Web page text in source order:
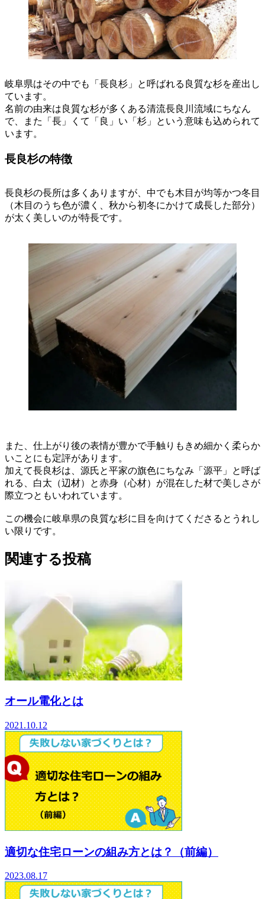
岐阜県はその中でも「長良杉」と呼ばれる良質な杉を産出し
ています。
名前の由来は良質な杉が多くある清流長良川流域にちなん
で、また「長」くて「良」い「杉」という意味も込められて
います。
長良杉の特徴
長良杉の長所は多くありますが、中でも木目が均等かつ冬目
（木目のうち色が濃く、秋から初冬にかけて成長した部分）
が太く美しいのが特長です。
また、仕上がり後の表情が豊かで手触りもきめ細かく柔らか
いことにも定評があります。
加えて長良杉は、源氏と平家の旗色にちなみ「源平」と呼ば
れる、白太（辺材）と赤身（心材）が混在した材で美しさが
際立つともいわれています。
この機会に岐阜県の良質な杉に目を向けてくださるとうれし
い限りです。
関連する投稿
オール電化とは
2021.10.12
適切な住宅ローンの組み方とは？（前編）
2023.08.17